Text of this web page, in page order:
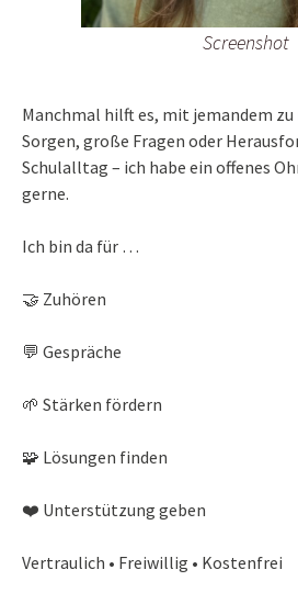
Screenshot
Manchmal hilft es, mit jemandem zu
Sorgen, große Fragen oder
Schulalltag – ich habe ein offenes
gerne.
Ich bin da für …
🤝 Zuhören
💬 Gespräche
🌱 Stärken fördern
🧩 Lösungen finden
❤️ Unterstützung geben
Vertraulich • Freiwillig • Kostenfrei